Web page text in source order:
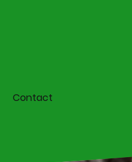
Contact